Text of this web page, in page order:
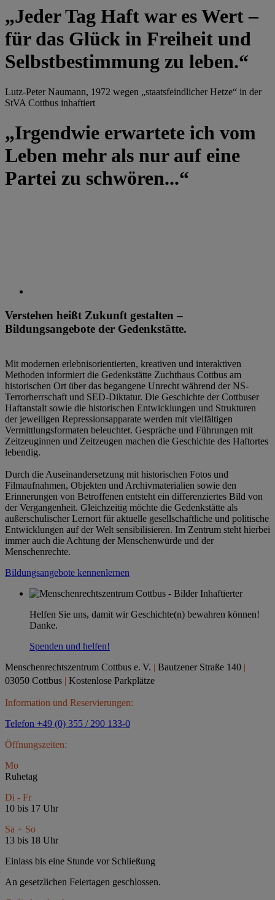
„Jeder Tag Haft war es Wert –
für das Glück in Freiheit und
Selbstbestimmung zu leben.“
Lutz-Peter Naumann, 1972 wegen „staatsfeindlicher Hetze“ in der
StVA Cottbus inhaftiert
„Irgendwie erwartete ich vom
Leben mehr als nur auf eine
Partei zu schwören...“
Verstehen heißt Zukunft gestalten –
Bildungsangebote der Gedenkstätte.
Mit modernen erlebnisorientierten, kreativen und interaktiven
Methoden informiert die Gedenkstätte Zuchthaus Cottbus am
historischen Ort über das begangene Unrecht während der NS-
Terrorherrschaft und SED-Diktatur. Die Geschichte der Cottbuser
Haftanstalt sowie die historischen Entwicklungen und Strukturen
der jeweiligen Repressionsapparate werden mit vielfältigen
Vermittlungsformaten beleuchtet. Gespräche und Führungen mit
Zeitzeuginnen und Zeitzeugen machen die Geschichte des Haftortes
lebendig.
Durch die Auseinandersetzung mit historischen Fotos und
Filmaufnahmen, Objekten und Archivmaterialien sowie den
Erinnerungen von Betroffenen entsteht ein differenziertes Bild von
der Vergangenheit. Gleichzeitig möchte die Gedenkstätte als
außerschulischer Lernort für aktuelle gesellschaftliche und politische
Entwicklungen auf der Welt sensibilisieren. Im Zentrum steht hierbei
immer auch die Achtung der Menschenwürde und der
Menschenrechte.
Bildungsangebote kennenlernen
Helfen Sie uns, damit wir Geschichte(n) bewahren können!
Danke.
Spenden und helfen!
Menschenrechtszentrum Cottbus e. V. | Bautzener Straße 140 |
03050 Cottbus | Kostenlose Parkplätze
Information und Reservierungen:
Telefon +49 (0) 355 / 290 133-0
Öffnungszeiten:
Mo
Ruhetag
Di - Fr
10 bis 17 Uhr
Sa + So
13 bis 18 Uhr
Einlass bis eine Stunde vor Schließung
An gesetzlichen Feiertagen geschlossen.